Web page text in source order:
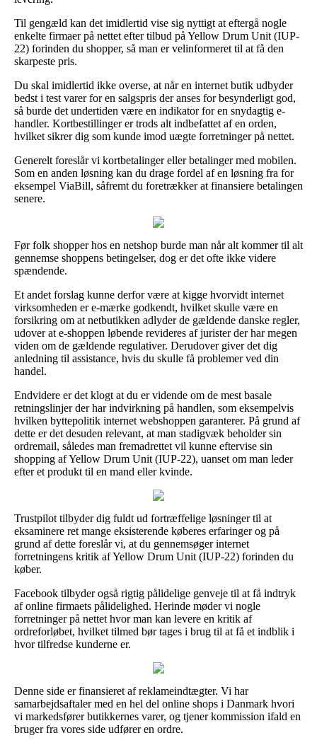
Til gengæld kan det imidlertid vise sig nyttigt at eftergå nogle
enkelte firmaer på nettet efter tilbud på Yellow Drum Unit (IUP-
22) forinden du shopper, så man er velinformeret til at få den
skarpeste pris.
Du skal imidlertid ikke overse, at når en internet butik udbyder
bedst i test varer for en salgspris der anses for besynderligt god,
så burde det undertiden være en indikator for en snydagtig e-
handler. Kortbestillinger er trods alt indbefattet af en orden,
hvilket sikrer dig som kunde imod uægte forretninger på nettet.
Generelt foreslår vi kortbetalinger eller betalinger med mobilen.
Som en anden løsning kan du drage fordel af en løsning fra for
eksempel ViaBill, såfremt du foretrækker at finansiere betalingen
senere.
Før folk shopper hos en netshop burde man når alt kommer til alt
gennemse shoppens betingelser, dog er det ofte ikke videre
spændende.
Et andet forslag kunne derfor være at kigge hvorvidt internet
virksomheden er e-mærke godkendt, hvilket skulle være en
forsikring om at netbutikken adlyder de gældende danske regler,
udover at e-shoppen løbende revideres af jurister der har megen
viden om de gældende regulativer. Derudover giver det dig
anledning til assistance, hvis du skulle få problemer ved din
handel.
Endvidere er det klogt at du er vidende om de mest basale
retningslinjer der har indvirkning på handlen, som eksempelvis
hvilken byttepolitik internet webshoppen garanterer. På grund af
dette er det desuden relevant, at man stadigvæk beholder sin
ordremail, således man fremadrettet vil kunne eftervise sin
shopping af Yellow Drum Unit (IUP-22), uanset om man leder
efter et produkt til en mand eller kvinde.
Trustpilot tilbyder dig fuldt ud fortræffelige løsninger til at
eksaminere ret mange eksisterende køberes erfaringer og på
grund af dette foreslår vi, at du gennemsøger internet
forretningens kritik af Yellow Drum Unit (IUP-22) forinden du
køber.
Facebook tilbyder også rigtig pålidelige genveje til at få indtryk
af online firmaets pålidelighed. Herinde møder vi nogle
forretninger på nettet hvor man kan levere en kritik af
ordreforløbet, hvilket tilmed bør tages i brug til at få et indblik i
hvor tilfredse kunderne er.
Denne side er finansieret af reklameindtægter. Vi har
samarbejdsaftaler med en hel del online shops i Danmark hvori
vi markedsfører butikkernes varer, og tjener kommission ifald en
bruger fra vores side udfører en ordre.